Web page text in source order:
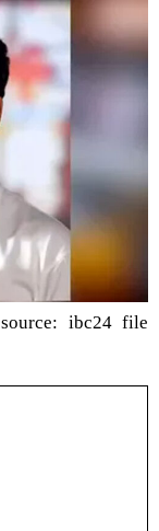
ibc24 file